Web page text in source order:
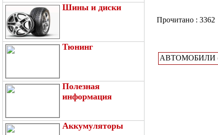
Шины и диски
Тюнинг
Полезная
информация
Аккумуляторы
Прочитано : 3362
АВТОМОБИЛИ